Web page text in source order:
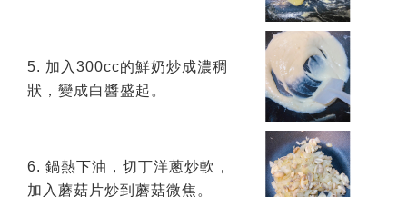
5. 加入300cc的鮮奶炒成濃稠
狀，變成白醬盛起。
6. 鍋熱下油，切丁洋蔥炒軟，
加入蘑菇片炒到蘑菇微焦。